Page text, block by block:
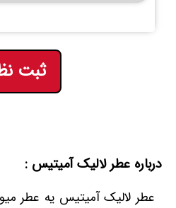
ثبت
درباره عطر لالیک آمیتیس :
عطر لالیک آمیتیس یه عطر